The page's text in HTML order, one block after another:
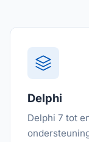
Delphi
Delphi 7 tot